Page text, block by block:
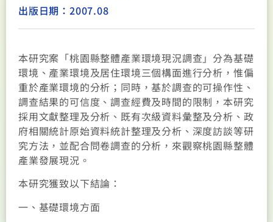
出版日期：2007.08
本研究案「桃園縣整體產業環境現況調查」分為基礎
環境、產業環境及居住環境三個構面進行分析，惟偏
重於產業環境的分析；同時，基於調查的可操作性、
調查結果的可信度、調查經費及時間的限制，本研究
採用文獻整理及分析、既有次級資料彙整及分析、政
府相關統計原始資料統計整理及分析、深度訪談等研
究方法，並配合問卷調查的分析，來觀察桃園縣整體
產業發展現況。
本研究獲致以下結論：
一、基礎環境方面